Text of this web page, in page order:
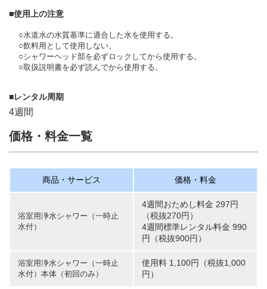
■使用上の注意
○水道水の水質基準に適合した水を使用する。
○飲料用として使用しない。
○シャワーヘッド部を必ずロックしてから使用する。
○取扱説明書を必ず読んでから使用する。
■レンタル周期
4週間
価格・料金一覧
商品・サービス 価格・料金
浴室用浄水シャワー（一時止
水付）
4週間おためし料金 297円
（税抜270円）
4週間標準レンタル料金 990
円（税抜900円）
浴室用浄水シャワー（一時止
水付）本体（初回のみ）
使用料 1,100円（税抜1,000
円）